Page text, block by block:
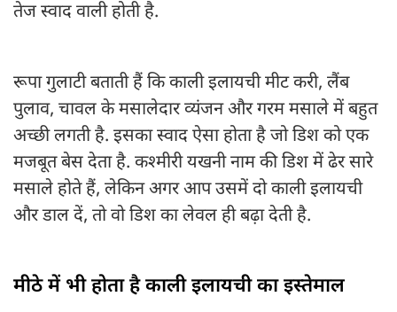
तेज स्वाद वाली होती है.
रूपा गुलाटी बताती हैं कि काली इलायची मीट करी, लैंब
पुलाव, चावल के मसालेदार व्यंजन और गरम मसाले में बहुत
अच्छी लगती है. इसका स्वाद ऐसा होता है जो डिश को एक
मजबूत बेस देता है. कश्मीरी यखनी नाम की डिश में ढेर सारे
मसाले होते हैं, लेकिन अगर आप उसमें दो काली इलायची
और डाल दें, तो वो डिश का लेवल ही बढ़ा देती है.
मीठे में भी होता है काली इलायची का इस्तेमाल